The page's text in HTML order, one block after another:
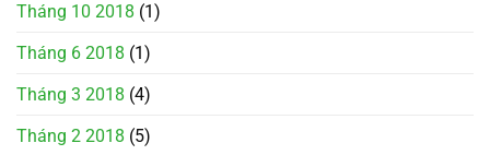
Tháng 10 2018 (1)
Tháng 6 2018 (1)
Tháng 3 2018 (4)
Tháng 2 2018 (5)